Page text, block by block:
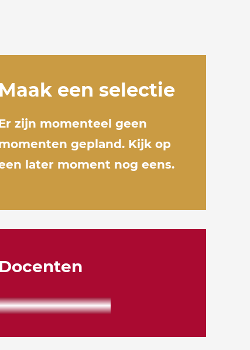
Maak een selectie
zijn momenteel geen
gepland. Kijk op
later moment nog eens.
Docenten